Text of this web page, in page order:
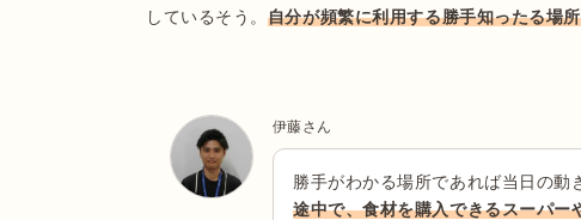
しているそう。 自分が頻繁に利用する勝手知ったる場所
伊藤さん
勝手がわかる場所であれば当日の
途中で、食材を購入できるスーパー